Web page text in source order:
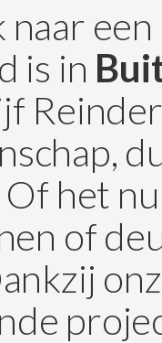
naar
is in
het
of